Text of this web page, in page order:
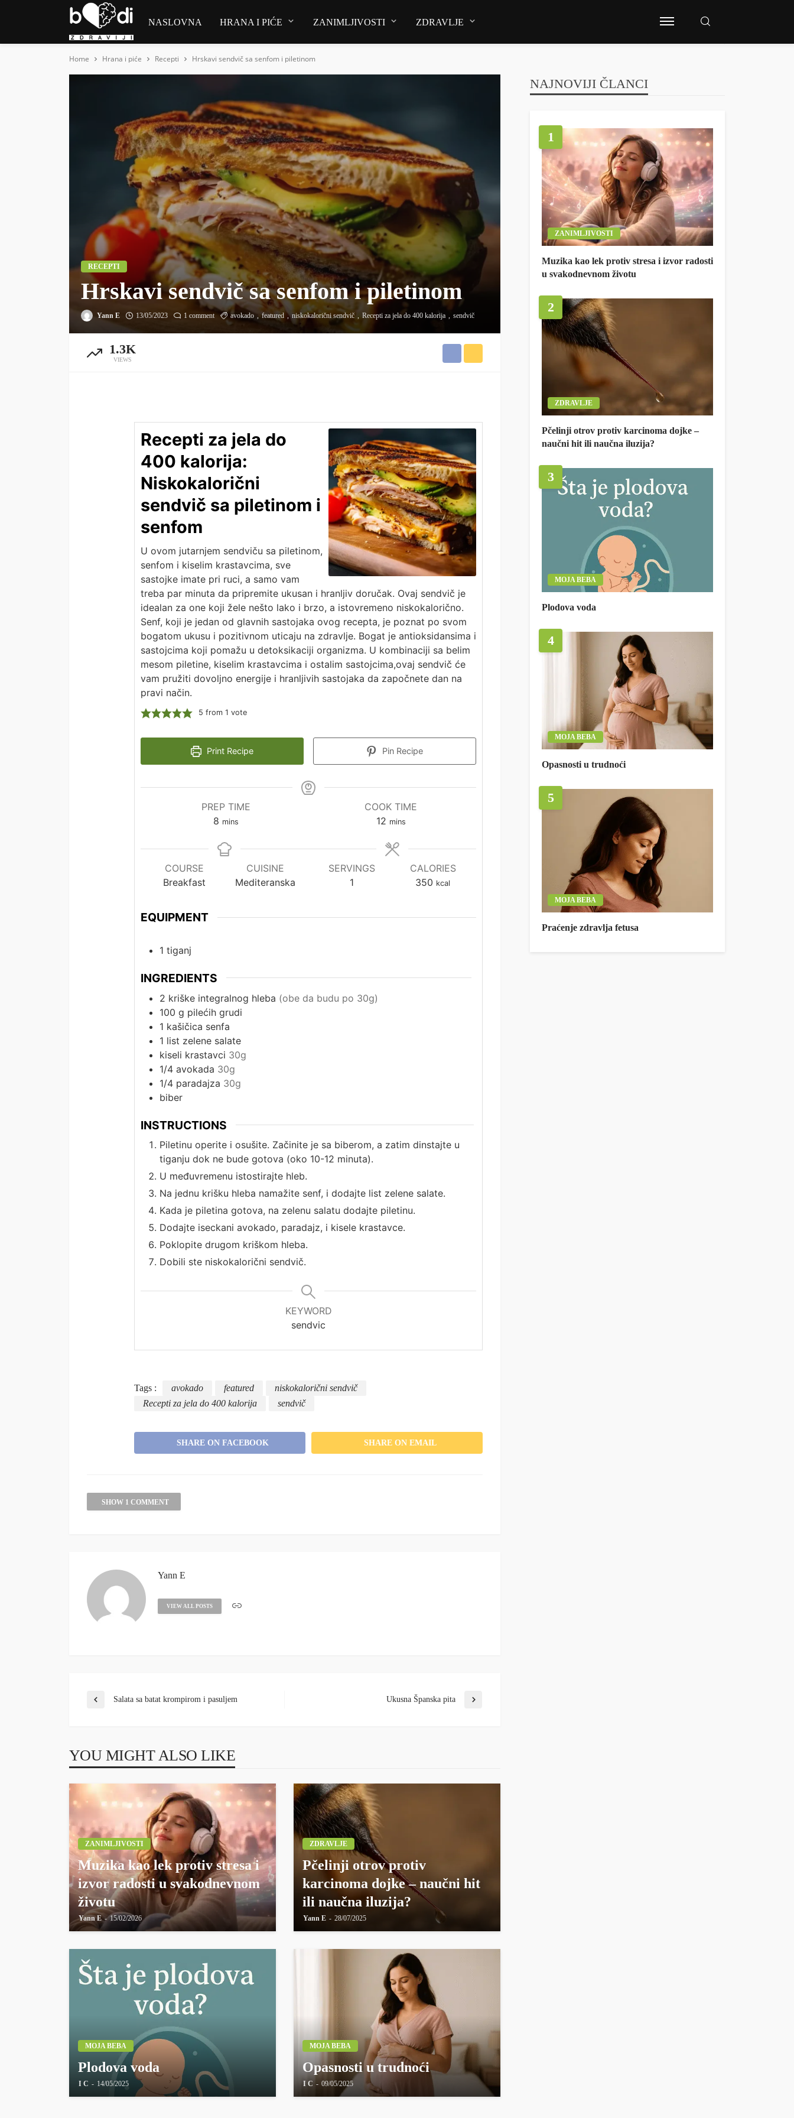
NASLOVNA HRANA I PIĆE ZANIMLJIVOSTI ZDRAVLJE
Home Hrana i piće Recepti Hrskavi sendvič sa senfom i piletinom
RECEPTI
Hrskavi sendvič sa senfom i piletinom
Yann E 13/05/2023 1 comment avokado featured niskokalorični sendvič Recepti za jela do 400 kalorija sendvič
1.3K
VIEWS
Recepti za jela do
400 kalorija:
Niskokalorični
sendvič sa piletinom i
senfom
U ovom jutarnjem sendviču sa piletinom,
senfom i kiselim krastavcima, sve
sastojke imate pri ruci, a samo vam
treba par minuta da pripremite ukusan i hranljiv doručak. Ovaj sendvič je
idealan za one koji žele nešto lako i brzo, a istovremeno niskokalorično.
Senf, koji je jedan od glavnih sastojaka ovog recepta, je poznat po svom
bogatom ukusu i pozitivnom uticaju na zdravlje. Bogat je antioksidansima i
sastojcima koji pomažu u detoksikaciji organizma. U kombinaciji sa belim
mesom piletine, kiselim krastavcima i ostalim sastojcima,ovaj sendvič će
vam pružiti dovoljno energije i hranljivih sastojaka da započnete dan na
pravi način.
5 from 1 vote
Print Recipe Pin Recipe
PREP TIME
8 minutes
mins
COOK TIME
12minutes
mins
COURSE
Breakfast
CUISINE
Mediteranska
SERVINGS
1
CALORIES
350 kcal
EQUIPMENT
1 tiganj
INGREDIENTS
2 kriške integralnog hleba (obe da budu po 30g)
100 g pilećih grudi
1 kašičica senfa
1 list zelene salate
kiseli krastavci 30g
1/4 avokada 30g
1/4 paradajza 30g
biber
INSTRUCTIONS
Piletinu operite i osušite. Začinite je sa biberom, a zatim dinstajte u
tiganju dok ne bude gotova (oko 10-12 minuta).
U međuvremenu istostirajte hleb.
Na jednu krišku hleba namažite senf, i dodajte list zelene salate.
Kada je piletina gotova, na zelenu salatu dodajte piletinu.
Dodajte iseckani avokado, paradajz, i kisele krastavce.
Poklopite drugom kriškom hleba.
Dobili ste niskokalorični sendvič.
KEYWORD
sendvic
Tags : avokado featured
niskokalorični sendvič
Recepti za jela do 400 kalorija
sendvič
SHARE ON FACEBOOK SHARE ON EMAIL
SHOW 1 COMMENT
Yann E
VIEW ALL POSTS
Salata sa batat krompirom i pasuljem Ukusna Španska pita
YOU MIGHT ALSO LIKE
ZANIMLJIVOSTI
Muzika kao lek protiv stresa i
izvor radosti u svakodnevnom
životu
Yann E 15/02/2026
ZDRAVLJE
Pčelinji otrov protiv
karcinoma dojke – naučni hit
ili naučna iluzija?
Yann E 28/07/2025
MOJA BEBA
Plodova voda
I C 14/05/2025
MOJA BEBA
Opasnosti u trudnoći
I C 09/05/2025
NAJNOVIJI ČLANCI
1
ZANIMLJIVOSTI
Muzika kao lek protiv stresa i izvor radosti
u svakodnevnom životu
2
ZDRAVLJE
Pčelinji otrov protiv karcinoma dojke –
naučni hit ili naučna iluzija?
3
MOJA BEBA
Plodova voda
4
MOJA BEBA
Opasnosti u trudnoći
5
MOJA BEBA
Praćenje zdravlja fetusa